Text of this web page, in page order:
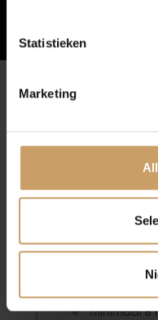
Statistieken
Marketing
Minimaal 6